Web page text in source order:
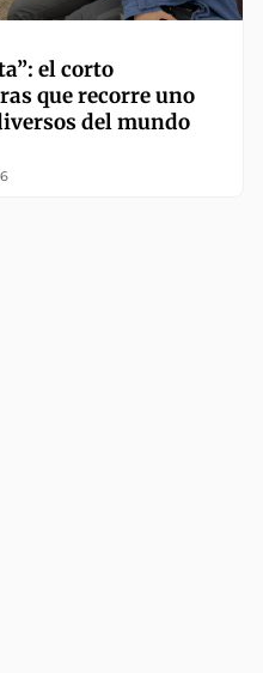
el corto
que recorre uno
del mundo